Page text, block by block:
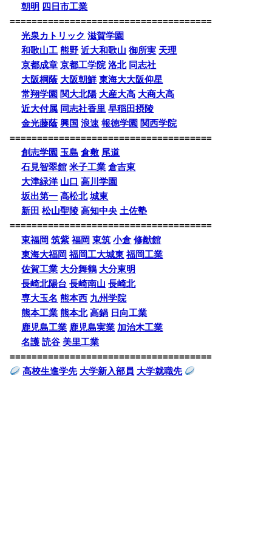
朝明 四日市工業
=====================================
光泉カトリック 滋賀学園
和歌山工 熊野 近大和歌山 御所実 天理
京都成章 京都工学院 洛北 同志社
大阪桐蔭 大阪朝鮮 東海大大阪仰星
常翔学園 関大北陽 大産大高 大商大高
近大付属 同志社香里 早稲田摂陵
金光藤蔭 興国 浪速 報徳学園 関西学院
=====================================
創志学園 玉島 倉敷 尾道
石見智翠館 米子工業 倉吉東
大津緑洋 山口 高川学園
坂出第一 高松北 城東
新田 松山聖陵 高知中央 土佐塾
=====================================
東福岡 筑紫 福岡 東筑 小倉 修猷館
東海大福岡 福岡工大城東 福岡工業
佐賀工業 大分舞鶴 大分東明
長崎北陽台 長崎南山 長崎北
専大玉名 熊本西 九州学院
熊本工業 熊本北 高鍋 日向工業
鹿児島工業 鹿児島実業 加治木工業
名護 読谷 美里工業
=====================================
高校生進学先 大学新入部員 大学就職先